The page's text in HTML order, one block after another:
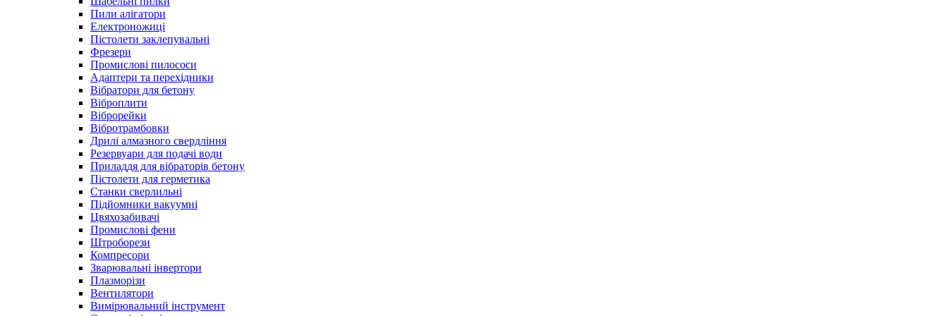
Пили алігатори
Електроножиці
Пістолети заклепувальні
Фрезери
Промислові пилососи
Адаптери та перехідники
Вібратори для бетону
Віброплити
Віброрейки
Вібротрамбовки
Дрилі алмазного свердління
Резервуари для подачі води
Приладдя для вібраторів бетону
Пістолети для герметика
Станки сверлильні
Підйомники вакуумні
Цвяхозабивачі
Промислові фени
Штроборези
Компресори
Зварювальні інвертори
Плазморізи
Вентилятори
Вимірювальний інструмент